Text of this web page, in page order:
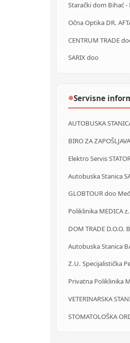
Očna Optika DR.
CENTRUM TRADE
SARIX doo
●Servisne
AUTOBUSKA
BIRO ZA
Elektro Servis
Autobuska Stanica
GLOBTOUR doo
Poliklinika MEDICA
DOM TRADE D.O.O.
Autobuska Stanica
Z.U. Specijalistička
Privatna Poliklinika
VETERINARSKA
STOMATOLOŠKA